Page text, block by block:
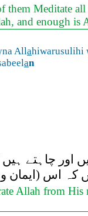
them Meditate
and enough is
Allahiwarusulihi
an
چاہتے
کہ اس (ایمان
Allah from